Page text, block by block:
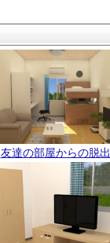
友達の部屋からの脱出